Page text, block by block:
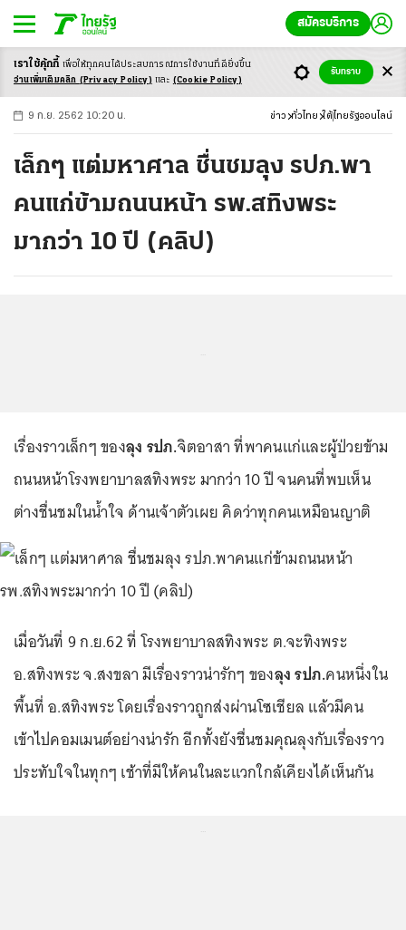
สมัครบริการ
-ก ก ก+
9 ก.ย. 2562 10:20 น. ข่าว ทั่วไทย ใต้ ไทยรัฐออนไลน์
เล็กๆ แต่มหาศาล ชื่นชมลุง รปภ.พา
คนแก่ข้ามถนนหน้า รพ.สทิงพระ
มากว่า 10 ปี (คลิป)
เรื่องราวเล็กๆ ของลุง รปภ.จิตอาสา ที่พาคนแก่และผู้ป่วยข้าม
ถนนหน้าโรงพยาบาลสทิงพระ มากว่า 10 ปี จนคนที่พบเห็น
ต่างชื่นชมในน้ำใจ ด้านเจ้าตัวเผย คิดว่าทุกคนเหมือนญาติ
เมื่อวันที่ 9 ก.ย.62 ที่ โรงพยาบาลสทิงพระ ต.จะทิงพระ
อ.สทิงพระ จ.สงขลา มีเรื่องราวน่ารักๆ ของลุง รปภ.คนหนึ่งใน
พื้นที่ อ.สทิงพระ โดยเรื่องราวถูกส่งผ่านโซเชียล แล้วมีคน
เข้าไปคอมเมนต์อย่างน่ารัก อีกทั้งยังชื่นชมคุณลุงกับเรื่องราว
ประทับใจในทุกๆ เช้าที่มีให้คนในละแวกใกล้เคียงได้เห็นกัน
เราใช้คุ้กกี้ เพื่อให้ทุกคนได้ประสบการณ์การใช้งานที่ดียิ่งขึ้น
อ่านเพิ่มเติมคลิก (Privacy Policy) และ (Cookie Policy)
รับทราบ